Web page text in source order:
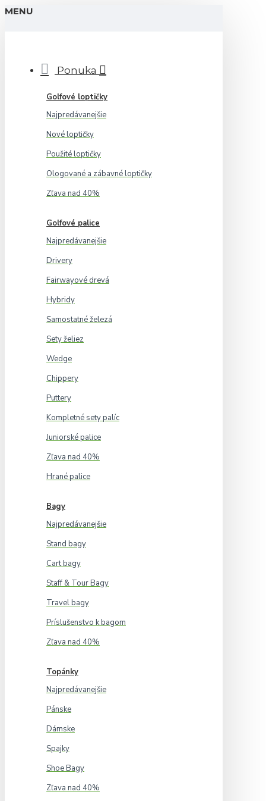
MENU
Ponuka
Golfové loptičky
Najpredávanejšie
Nové loptičky
Použité loptičky
Ologované a zábavné loptičky
Zľava nad 40%
Golfové palice
Najpredávanejšie
Drivery
Fairwayové drevá
Hybridy
Samostatné železá
Sety želiez
Wedge
Chippery
Puttery
Kompletné sety palíc
Juniorské palice
Zľava nad 40%
Hrané palice
Bagy
Najpredávanejšie
Stand bagy
Cart bagy
Staff & Tour Bagy
Travel bagy
Príslušenstvo k bagom
Zľava nad 40%
Topánky
Najpredávanejšie
Pánske
Dámske
Spajky
Shoe Bagy
Zľava nad 40%